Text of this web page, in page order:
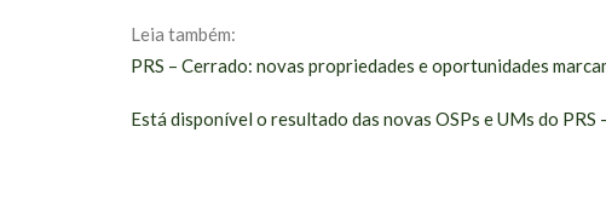
Leia também:
PRS – Cerrado: novas propriedades e oportunidades
Está disponível o resultado das novas OSPs e UMs do PRS